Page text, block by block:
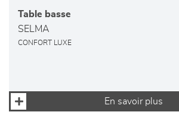
Table basse
SELMA
CONFORT LUXE
En savoir plus